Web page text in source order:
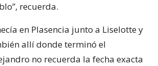
recuerda.
en Plasencia junto a Liselotte y
allí donde terminó el
no recuerda la fecha exacta